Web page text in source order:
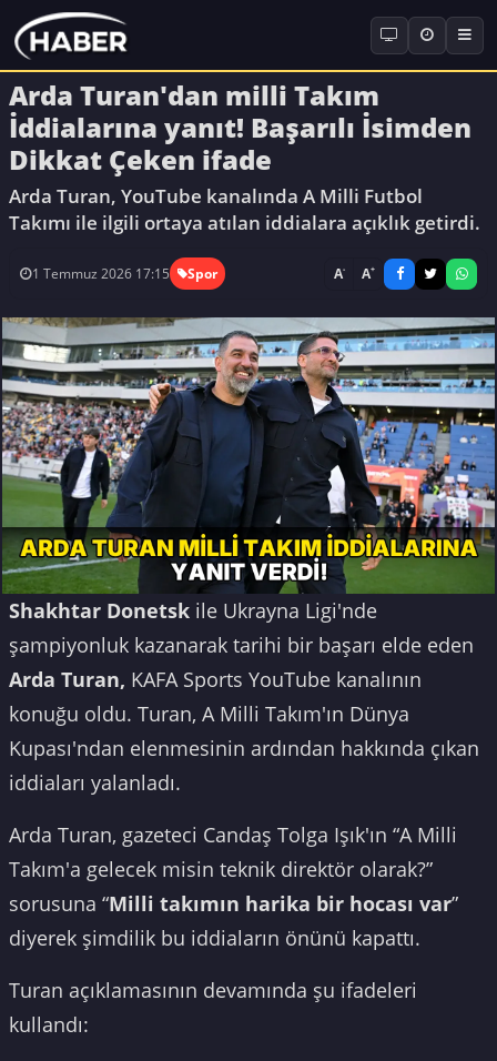
Arda Turan'dan milli Takım
İddialarına yanıt! Başarılı İsimden
Dikkat Çeken ifade
Arda Turan, YouTube kanalında A Milli Futbol
Takımı ile ilgili ortaya atılan iddialara açıklık getirdi.
1 Temmuz 2026 17:15 Spor A- A+
Shakhtar Donetsk ile Ukrayna Ligi'nde
şampiyonluk kazanarak tarihi bir başarı elde eden
Arda Turan, KAFA Sports YouTube kanalının
konuğu oldu. Turan, A Milli Takım'ın Dünya
Kupası'ndan elenmesinin ardından hakkında çıkan
iddiaları yalanladı.
Arda Turan, gazeteci Candaş Tolga Işık'ın “A Milli
Takım'a gelecek misin teknik direktör olarak?”
sorusuna “Milli takımın harika bir hocası var”
diyerek şimdilik bu iddiaların önünü kapattı.
Turan açıklamasının devamında şu ifadeleri
kullandı: